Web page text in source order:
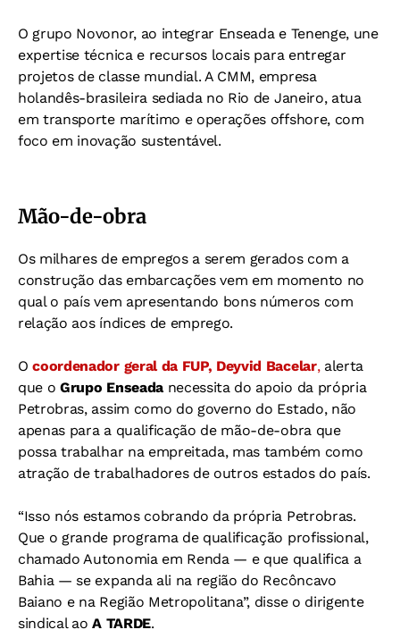
O grupo Novonor, ao integrar Enseada e Tenenge, une
expertise técnica e recursos locais para entregar
projetos de classe mundial. A CMM, empresa
holandês-brasileira sediada no Rio de Janeiro, atua
em transporte marítimo e operações offshore, com
foco em inovação sustentável.
Mão-de-obra
Os milhares de empregos a serem gerados com a
construção das embarcações vem em momento no
qual o país vem apresentando bons números com
relação aos índices de emprego.
Ocoordenador geral da FUP, Deyvid Bacelar, alerta
que oGrupo Enseadanecessita do apoio da própria
Petrobras, assim como do governo do Estado, não
apenas para a qualificação de mão-de-obra que
possa trabalhar na empreitada, mas também como
atração de trabalhadores de outros estados do país.
“Isso nós estamos cobrando da própria Petrobras.
Que o grande programa de qualificação profissional,
chamado Autonomia em Renda — e que qualifica a
Bahia — se expanda ali na região do Recôncavo
Baiano e na Região Metropolitana”, disse o dirigente
sindical aoA TARDE.